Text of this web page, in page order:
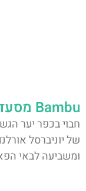
Bambu מסעדה בפארק וולקנו ביי
ומשביעה לבאי